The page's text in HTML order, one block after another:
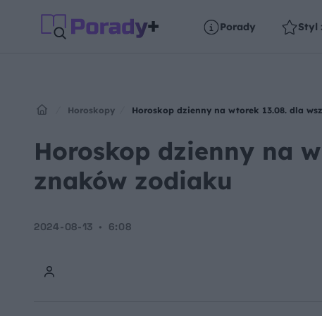
Porady Styl
Horoskopy Horoskop dzienny na wtorek 13.08. dla
Horoskop dzienny na
znaków zodiaku
2024-08-13 6:08